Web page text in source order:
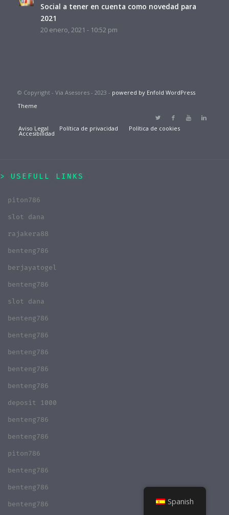
Social a tener en cuenta como novedad para
2021
20 enero, 2021 - 10:52 pm
© Copyright - Via Asesores - 2023 - powered by Enfold WordPress
Theme
Aviso Legal Política de privacidad Política de cookies
Accesibilidad
Spanish
USEFULL LINKS
piton786
slot dana
rajakera88
benteng786
berjayatogel
benteng786
slot dana
benteng786
benteng786
benteng786
benteng786
benteng786
deposit 1000
benteng786
benteng786
piton786
benteng786
benteng786
benteng786